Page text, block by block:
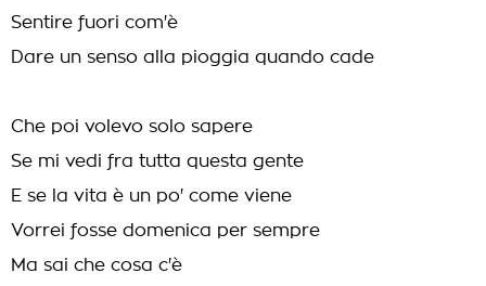
Sentire fuori com'è
Dare un senso alla pioggia quando cade
Che poi volevo solo sapere
Se mi vedi fra tutta questa gente
E se la vita è un po' come viene
Vorrei fosse domenica per sempre
Ma sai che cosa c'è